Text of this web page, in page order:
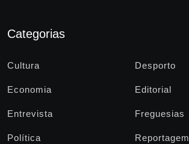
Categorias
Cultura Desporto
Economia Editorial
Entrevista Freguesias
Política Reportagem